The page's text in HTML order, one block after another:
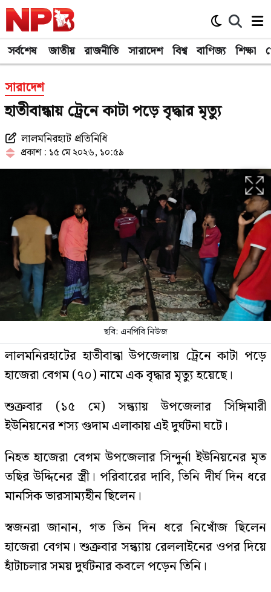
সর্বশেষ জাতীয় রাজনীতি সারাদেশ বিশ্ব বাণিজ্য শিক্ষা
সারাদেশ
হাতীবান্ধায় ট্রেনে কাটা পড়ে বৃদ্ধার মৃত্যু
লালমনিরহাট প্রতিনিধি
প্রকাশ : ১৫ মে ২০২৬, ১০:৫৯
ছবি: এনপিবি নিউজ
​লালমনিরহাটের হাতীবান্ধা উপজেলায় ট্রেনে কাটা পড়ে
হাজেরা বেগম (৭০) নামে এক বৃদ্ধার মৃত্যু হয়েছে।
​শুক্রবার (১৫ মে) সন্ধ্যায় উপজেলার সিঙ্গিমারী
ইউনিয়নের শস্য গুদাম এলাকায় এই দুর্ঘটনা ঘটে।
​নিহত হাজেরা বেগম উপজেলার সিন্দুর্না ইউনিয়নের মৃত
তছির উদ্দিনের স্ত্রী। পরিবারের দাবি, তিনি দীর্ঘ দিন ধরে
মানসিক ভারসাম্যহীন ছিলেন।
​স্বজনরা জানান, গত তিন দিন ধরে নিখোঁজ ছিলেন
হাজেরা বেগম। শুক্রবার সন্ধ্যায় রেললাইনের ওপর দিয়ে
হাঁটাচলার সময় দুর্ঘটনার কবলে পড়েন তিনি।